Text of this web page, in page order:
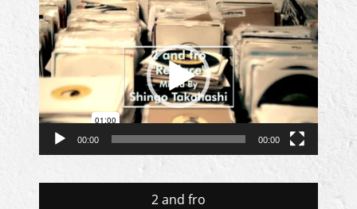
動
画
プ
レ
ー
00:00 00:00
2 and fro